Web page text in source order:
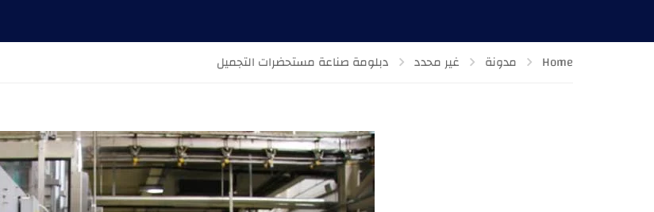
Home مدونة غير محدد دبلومة صناعة مستحضرات التجميل